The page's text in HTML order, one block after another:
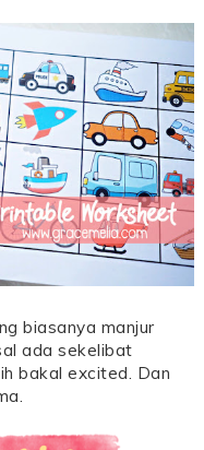
biasanya manjur
ada sekelibat
bakal excited. Dan